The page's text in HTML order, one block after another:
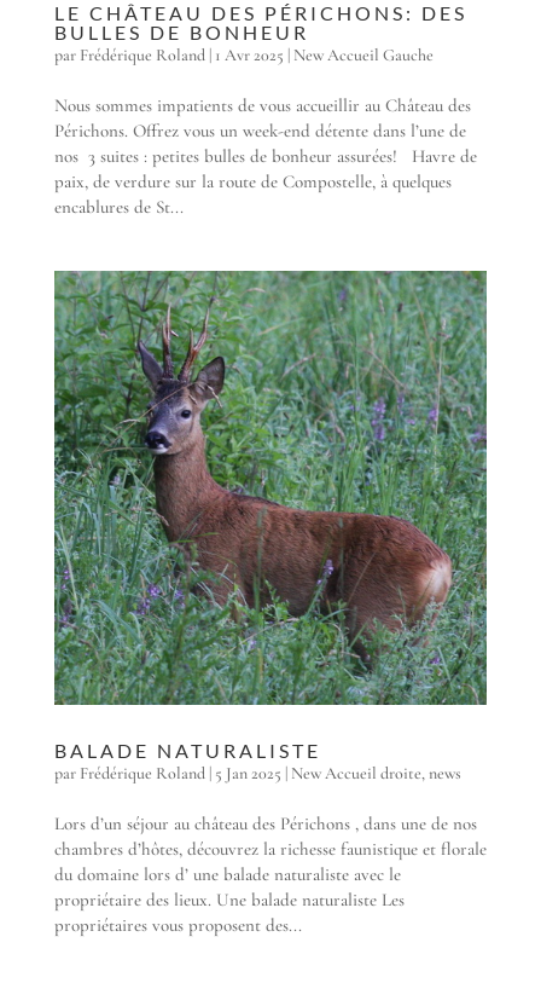
LE CHÂTEAU DES PÉRICHONS: DES
BULLES DE BONHEUR
par Frédérique Roland| 1 Avr 2025 | New Accueil Gauche
Nous sommes impatients de vous accueillir au Château des
Périchons. Offrez vous un week-end détente dans l’une de
nos 3 suites : petites bulles de bonheur assurées! Havre de
paix, de verdure sur la route de Compostelle, à quelques
encablures de St...
BALADE NATURALISTE
par Frédérique Roland| 5 Jan 2025 | New Accueil droite,news
Lors d’un séjour au château des Périchons , dans une de nos
chambres d’hôtes, découvrez la richesse faunistique et florale
du domaine lors d’ une balade naturaliste avec le
propriétaire des lieux. Une balade naturaliste Les
propriétaires vous proposent des...